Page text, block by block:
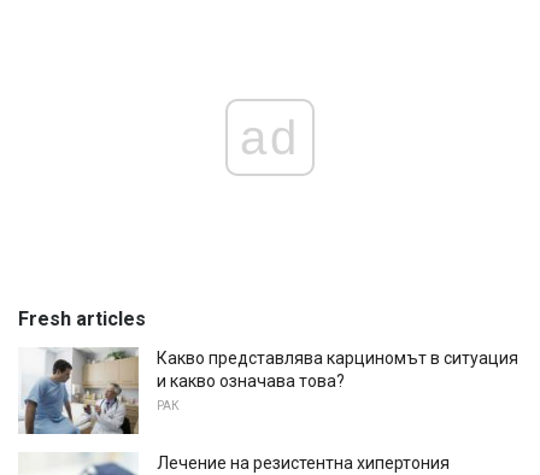
ad
Fresh articles
Какво представлява карциномът в ситуация
и какво означава това?
РАК
Лечение на резистентна хипертония